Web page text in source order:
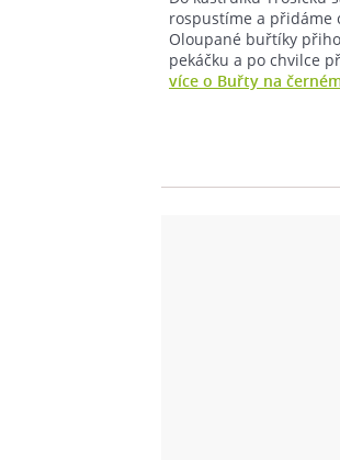
rospustíme a přidáme
Oloupané buřtíky
pekáčku a po chvilce
více o Buřty na